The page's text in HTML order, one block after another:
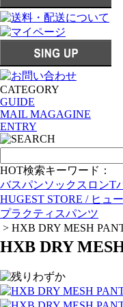
CATEGORY
GUIDE
MAIL MAGAGINE
ENTRY
HOT検索キーワード：
バスパンソックス ロンT
HUGEST STORE / ヒュ
プラクティスパンツ
> HXB DRY MESH
HXB DRY